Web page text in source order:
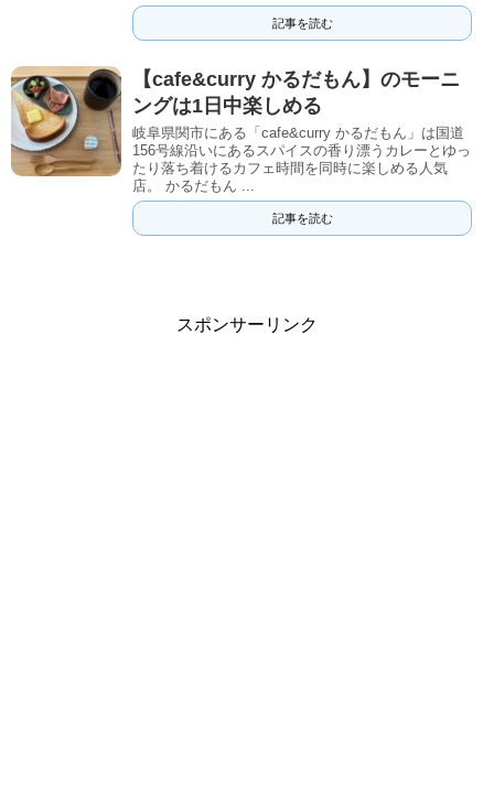
記事を読む
【cafe&curry かるだもん】のモーニ
ングは1日中楽しめる
岐阜県関市にある「cafe&curry かるだもん」は国道
156号線沿いにあるスパイスの香り漂うカレーとゆっ
たり落ち着けるカフェ時間を同時に楽しめる人気
店。 かるだもん ...
記事を読む
スポンサーリンク